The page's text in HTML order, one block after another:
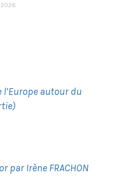
2026
l’Europe autour du
par Irène FRACHON